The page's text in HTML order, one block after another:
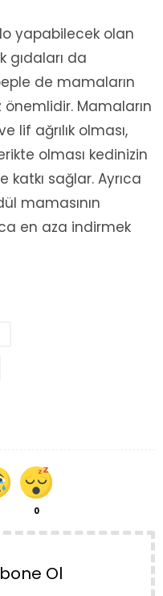
0
yapabilecek olan
gıdaları da
de mamaların
Mamaların
lif ağrılık olması,
olması kedinizin
katkı sağlar. Ayrıca
mamasının
en aza indirmek
Ol